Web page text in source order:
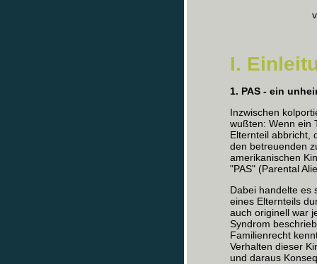
I.
1. PAS - ein
Inzwischen
wußten: Wenn ein
Elternteil abbricht,
den betreuenden
amerikanischen
"PAS" (Parental
Dabei handelte es
eines Elternteils
auch originell war
Syndrom
Familienrecht
Verhalten dieser
und daraus